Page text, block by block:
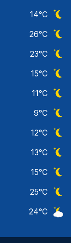
14°C
26°C
23°C
15°C
11°C
9°C
12°C
13°C
15°C
25°C
24°C